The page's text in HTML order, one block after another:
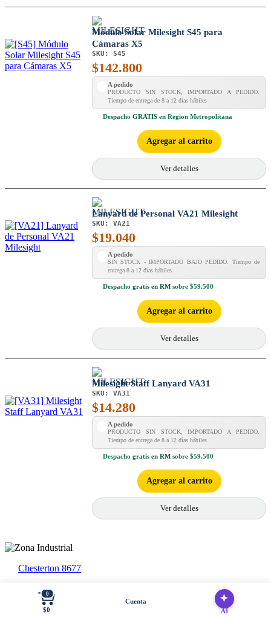
Módulo Solar Milesight S45 para
Cámaras X5
SKU: S45
$142.800
A pedido
PRODUCTO SIN STOCK, IMPORTADO A PEDIDO.
Tiempo de entrega de 8 a 12 días hábiles
Despacho GRATIS en Region Metropolitana
Agregar al carrito
Ver detalles
Lanyard de Personal VA21 Milesight
SKU: VA21
$19.040
A pedido
SIN STOCK - IMPORTADO BAJO PEDIDO. Tiempo de
entrega 8 a 12 días hábiles.
Despacho gratis en RM sobre $59.500
Agregar al carrito
Ver detalles
Milesight Staff Lanyard VA31
SKU: VA31
$14.280
A pedido
PRODUCTO SIN STOCK, IMPORTADO A PEDIDO.
Tiempo de entrega de 8 a 12 días hábiles
Despacho gratis en RM sobre $59.500
Agregar al carrito
Ver detalles
Chesterton 8677
56 22947 9301
contacto@zonaindustrial.cl
0
$0
Cuenta
AI